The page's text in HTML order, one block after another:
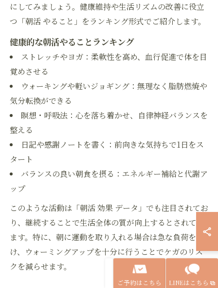
にしてみましょう。健康維持や生活リズムの改善に役立
つ「朝活 やること」をランキング形式でご紹介します。
健康的な朝活やることランキング
ストレッチやヨガ：柔軟性を高め、血行促進で体を目
覚めさせる
ウォーキングや軽いジョギング：無理なく脂肪燃焼や
気分転換ができる
瞑想・呼吸法：心を落ち着かせ、自律神経バランスを
整える
日記や感謝ノートを書く：前向きな気持ちで1日をス
タート
バランスの良い朝食を摂る：エネルギー補給と代謝ア
ップ
このような活動は「朝活 効果 データ」でも注目されてお
り、継続することで生活全体の質が向上するとされてい
ます。特に、朝に運動を取り入れる場合は急な負荷を避
け、ウォーミングアップを十分に行うことでケガのリス
クを減らせます。
ご予約はこちら LINEはこちら